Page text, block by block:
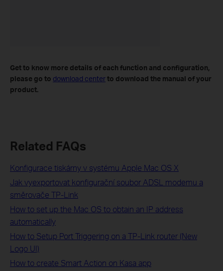
Get to know more details of each function and configuration,
please go to download centerto download the manual of your
product.
Related FAQs
Konfigurace tiskárny v systému Apple Mac OS X
Jak vyexportovat konfigurační soubor ADSL modemu a
směrovače TP-Link
How to set up the Mac OS to obtain an IP address
automatically
How to Setup Port Triggering on a TP-Link router (New
Logo UI)
How to create Smart Action on Kasa app